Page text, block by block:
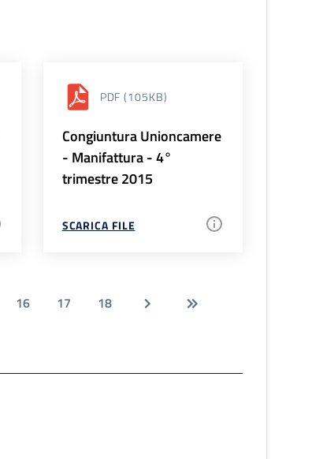
PDF (105KB)
Congiuntura Unioncamere
- Manifattura - 4°
trimestre 2015
SCARICA FILE
16 17 18